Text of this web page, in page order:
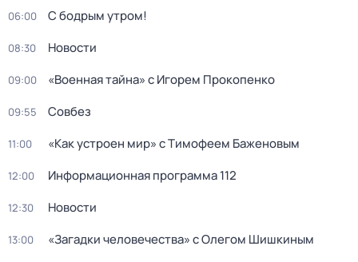
06:00 С бодрым утром!
08:30 Новости
09:00 «Военная тайна» с Игорем Прокопенко
09:55 Совбез
11:00 «Как устроен мир» с Тимофеем Баженовым
12:00 Информационная программа 112
12:30 Новости
13:00 «Загадки человечества» с Олегом Шишкиным